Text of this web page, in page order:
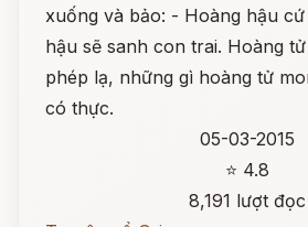
xuống và bảo: - Hoàng hậu
hậu sẽ sanh con trai. Hoàng
phép lạ, những gì hoàng tử
có thực.
05-03-2015
⭐ 4.8
8,191 lượt đọc